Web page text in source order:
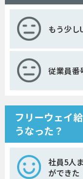
もう少し
従業員番
フリーウェイ
うなった？
社員5人
ができた